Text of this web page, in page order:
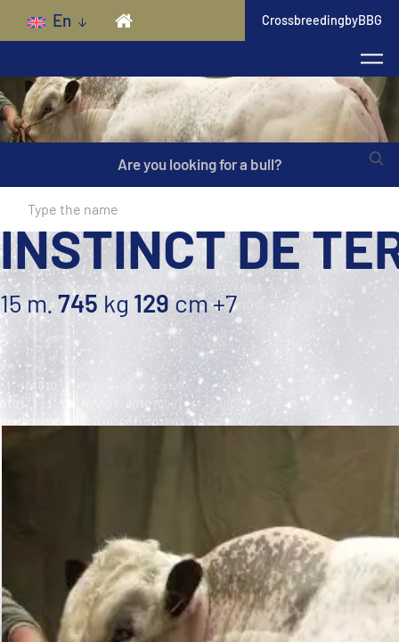
Skip to main content
En CrossbreedingbyBBG
Are you looking for a bull?
INSTINCT DE
15 m.745 kg 129cm +7